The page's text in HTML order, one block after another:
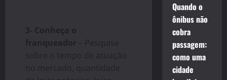
3- Conheça o
franqueador – Pesquise
sobre o tempo de atuação
no mercado, quantidade
Quando o
ônibus não
cobra
passagem:
como uma
cidade